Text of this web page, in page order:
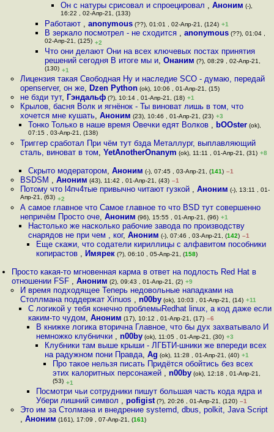
Он с натуры срисовал и спроецировал ,Аноним (-),
16:22 , 02-Апр-21, (133)
Работают , anonymous(??), 01:01 , 02-Апр-21, (124) +1
В зеркало посмотрел - не сходится , anonymous(??), 01:04 ,
02-Апр-21, (125) +2
Что они делают Они на всех ключевых постах принятия
решений сегодня В итоге мы и, Онаним (?), 08:29 , 02-Апр-21,
(130) +1
Лицензия такая Свободная Ну и наследие SCO - думаю, передай
openserver, он же, Dzen Python(ok), 10:06 , 01-Апр-21, (15)
не бзди тут, Гэндальф(?), 10:14 , 01-Апр-21, (18) +1
Крылов, басня Волк и ягнёнок - Ты виноват лишь в том, что
хочется мне кушать, Аноним (23), 10:46 , 01-Апр-21, (23) +3
Тонко Только в наше время Овечки едят Волков , bOOster(ok),
07:15 , 03-Апр-21, (138)
Триггер сработал При чём тут бзда Металлург, выплавляющий
сталь, виноват в том, YetAnotherOnanym (ok), 11:11 , 01-Апр-21, (31) +8
Скрыто модератором, Аноним (-), 07:45 , 03-Апр-21, (141) –1
BSDSM , Аноним (43), 11:42 , 01-Апр-21, (43) –1
Потому что l4пч4тые привычно читают гузкой , Аноним (-), 13:11 , 01-
Апр-21, (63) +2
А самое главное что Самое главное то что BSD тут совершенно
непричём Просто оче, Аноним (96), 15:55 , 01-Апр-21, (96) +1
Настолько же насколько рабочие завода по производству
снарядов не при чем , ког, Аноним (-), 07:46 , 03-Апр-21, (142) –1
Еще скажи, что содатели кириллицы с алфавитом пособники
копирастов , Имярек (?), 06:10 , 05-Апр-21, (158)
Просто какая-то мгновенная карма в ответ на подлость Red Hat в
отношении FSF ,Аноним (2), 09:43 , 01-Апр-21, (2) +9
И время подходящее Теперь недовольные нападками на
Столлмана поддержат Xinuos , n00by(ok), 10:03 , 01-Апр-21, (14) +11
С логикой у тебя конечно проблемыRedhat linux, а код даже если
каким-то чудом, Аноним (17), 10:12 , 01-Апр-21, (17) –6
В книжке логика вторична Главное, что бы дух захватывало И
немножко клубнички ,n00by (ok), 11:05 , 01-Апр-21, (30) +3
Клубники там выше крыши - ЛГБТИ-шники же впереди всех
на радужном пони Правда, Ag (ok), 11:28 , 01-Апр-21, (40) +1
Про такое нельзя писать Придётся обойтись без всех
этих калоритных персонажей , n00by(ok), 12:18 , 01-Апр-21,
(53) +1
Посмотри чьи сотрудники пишут большая часть кода ядра и
Убери лишний символ ,pofigist (?), 20:26 , 01-Апр-21, (120) –1
Это им за Столмана и внедрение systemd, dbus, polkit, Java Script
, Аноним (161), 17:09 , 07-Апр-21, (161)